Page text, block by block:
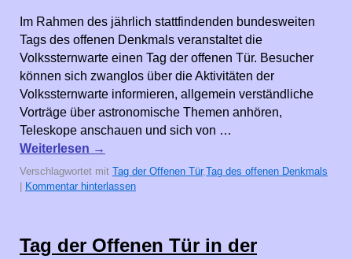
Im Rahmen des jährlich stattfindenden bundesweiten
Tags des offenen Denkmals veranstaltet die
Volkssternwarte einen Tag der offenen Tür. Besucher
können sich zwanglos über die Aktivitäten der
Volkssternwarte informieren, allgemein verständliche
Vorträge über astronomische Themen anhören,
Teleskope anschauen und sich von …
Weiterlesen →
Verschlagwortet mit Tag der Offenen Tür,Tag des offenen Denkmals
Kommentar hinterlassen
Tag der Offenen Tür in der